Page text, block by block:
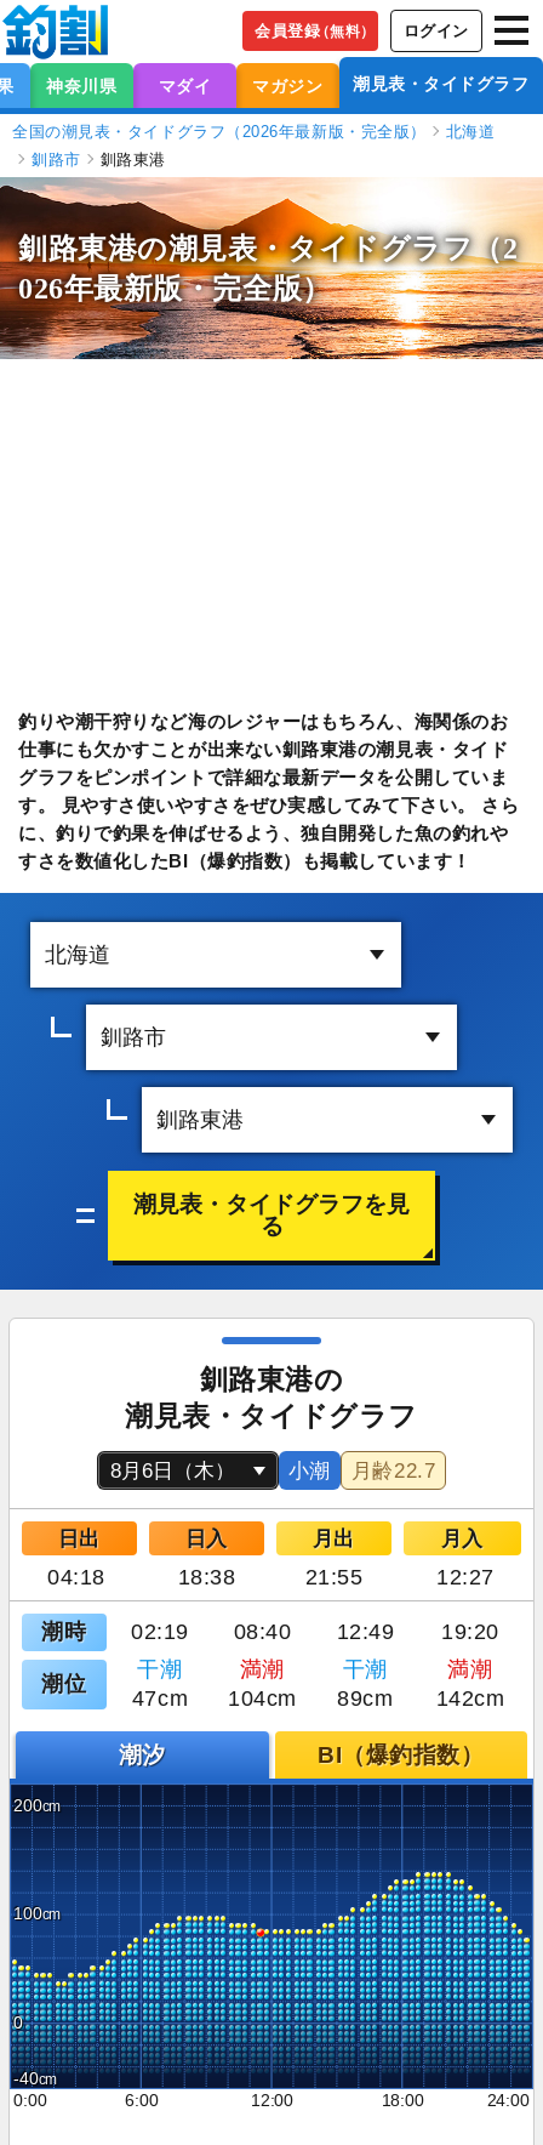
会員登録（無料） ログイン
神奈川県 マダイ マガジン 潮見表・タイドグラフ
全国の潮見表・タイドグラフ（2026年最新版・完全版）
北海道
釧路市
釧路東港
釧路東港の潮見表・タイドグラフ（2
026年最新版・完全版）
釣りや潮干狩りなど海のレジャーはもちろん、海関係のお
仕事にも欠かすことが出来ない釧路東港の潮見表・タイド
グラフをピンポイントで詳細な最新データを公開していま
す。 見やすさ使いやすさをぜひ実感してみて下さい。 さら
に、釣りで釣果を伸ばせるよう、独自開発した魚の釣れや
すさを数値化したBI（爆釣指数）も掲載しています！
潮見表・タイドグラフを見
る
釧路東港の
潮見表・タイドグラフ
小潮 月齢22.7
日出 日入 月出 月入
04:18 18:38 21:55 12:27
潮時 02:19 08:40 12:49 19:20
潮位
干潮 満潮 干潮
満潮
47cm
104cm 89cm 142cm
潮汐 BI（爆釣指数）
200
100
0
-40
0:00
6:00 12:00 18:00 24:00